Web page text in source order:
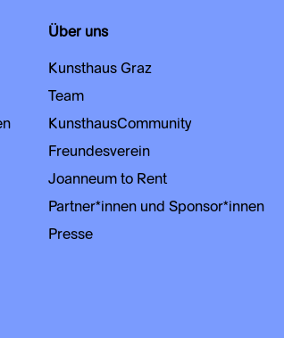
Über uns
Kunsthaus Graz
Team
KunsthausCommunity
Freundesverein
Joanneum to Rent
Partner*innen und Sponsor*innen
Presse